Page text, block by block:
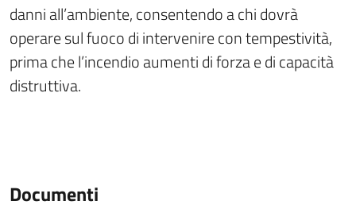
danni all’ambiente, consentendo a chi dovrà
operare sul fuoco di intervenire con tempestività,
prima che l’incendio aumenti di forza e di capacità
distruttiva.
Documenti